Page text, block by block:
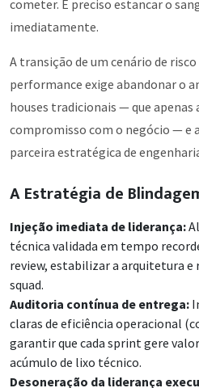
cometer. É preciso estancar o
imediatamente.
A transição de um cenário de
performance exige abandonar o
houses tradicionais — que
compromisso com o negócio — e
parceira estratégica de
A Estratégia de
Injeção imediata de liderança:
técnica validada em tempo
review, estabilizar a arquitetura e
squad.
Auditoria contínua de entrega:
claras de eficiência operacional
garantir que cada sprint gere
acúmulo de lixo técnico.
Desoneração da liderança